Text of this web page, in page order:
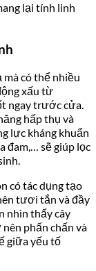
lại tính linh
có thể nhiều
xấu từ
ngay trước cửa.
hấp thụ và
lực kháng khuẩn
đam,… sẽ giúp lọc
có tác dụng tạo
tươi tắn và đầy
nhìn thấy cây
phấn chấn và
giữa yếu tố